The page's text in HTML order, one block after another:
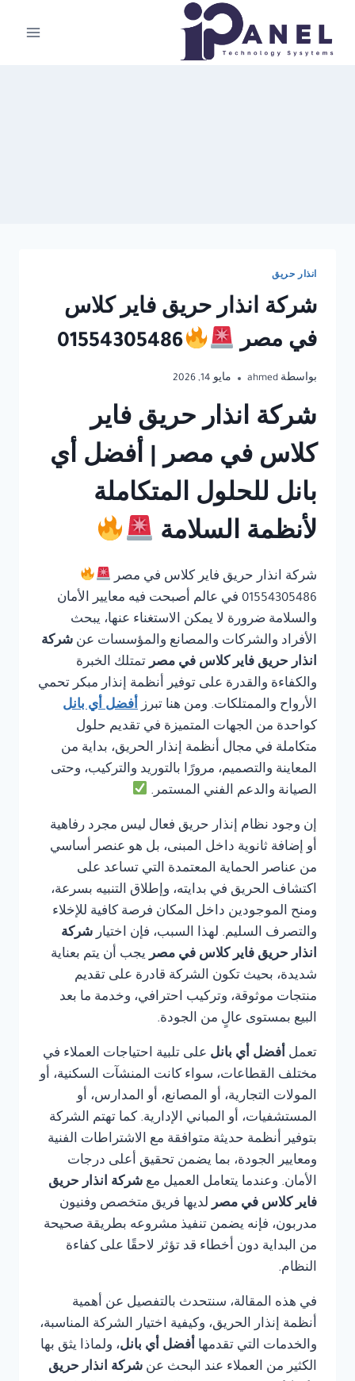
المحتوى
انذار حريق
شركة انذار حريق فاير كلاس
في مصر
01554305486
بواسطة ahmed مايو 14, 2026
شركة انذار حريق فاير
كلاس في مصر | أفضل أي
بانل للحلول المتكاملة
لأنظمة السلامة
شركة انذار حريق فاير كلاس في مصر
01554305486 في عالم أصبحت فيه معايير الأمان
والسلامة ضرورة لا يمكن الاستغناء عنها، يبحث
الأفراد والشركات والمصانع والمؤسسات عن شركة
انذار حريق فاير كلاس في مصر تمتلك الخبرة
والكفاءة والقدرة على توفير أنظمة إنذار مبكر تحمي
الأرواح والممتلكات. ومن هنا تبرز أفضل أي بانل
كواحدة من الجهات المتميزة في تقديم حلول
متكاملة في مجال أنظمة إنذار الحريق، بداية من
المعاينة والتصميم، مرورًا بالتوريد والتركيب، وحتى
الصيانة والدعم الفني المستمر.
إن وجود نظام إنذار حريق فعال ليس مجرد رفاهية
أو إضافة ثانوية داخل المبنى، بل هو عنصر أساسي
من عناصر الحماية المعتمدة التي تساعد على
اكتشاف الحريق في بدايته، وإطلاق التنبيه بسرعة،
ومنح الموجودين داخل المكان فرصة كافية للإخلاء
والتصرف السليم. لهذا السبب، فإن اختيار شركة
انذار حريق فاير كلاس في مصر يجب أن يتم بعناية
شديدة، بحيث تكون الشركة قادرة على تقديم
منتجات موثوقة، وتركيب احترافي، وخدمة ما بعد
البيع بمستوى عالٍ من الجودة.
تعمل أفضل أي بانل على تلبية احتياجات العملاء في
مختلف القطاعات، سواء كانت المنشآت السكنية، أو
المولات التجارية، أو المصانع، أو المدارس، أو
المستشفيات، أو المباني الإدارية. كما تهتم الشركة
بتوفير أنظمة حديثة متوافقة مع الاشتراطات الفنية
ومعايير الجودة، بما يضمن تحقيق أعلى درجات
الأمان. وعندما يتعامل العميل مع شركة انذار حريق
فاير كلاس في مصر لديها فريق متخصص وفنيون
مدربون، فإنه يضمن تنفيذ مشروعه بطريقة صحيحة
من البداية دون أخطاء قد تؤثر لاحقًا على كفاءة
النظام.
في هذه المقالة، سنتحدث بالتفصيل عن أهمية
أنظمة إنذار الحريق، وكيفية اختيار الشركة المناسبة،
والخدمات التي تقدمها أفضل أي بانل، ولماذا يثق بها
الكثير من العملاء عند البحث عن شركة انذار حريق